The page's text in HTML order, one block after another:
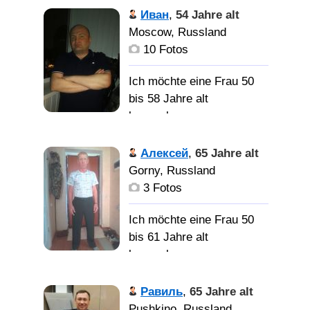
привелегию.
аналогичными
интересами..... Взаимная
любовь, забота, опора,
взаимовыручка,
уважение, понимание и
гармония в отношениях.
приезжим-не
беспокоить!!!!!!!
приветствую
путешествия. --------------
-------- ну и конечно спорт
Я
спросил у ясеня, где
м........ я?
Открытый
доброжелательный
верный с чувством
Женщину для семьи, без
Иван, 54 Jahre alt
Moscow, Russland
10 Fotos
Ich möchte eine Frau 50
bis 58 Jahre alt
kennenlernen
Иван мне 51
год, Москвич, холост,
добропорядочный,
живу один в Митино,
метро Пятницкое шоссе.
женщину приятной
полноты от 50-58 лет, с
Алексей, 65 Jahre alt
Gorny, Russland
3 Fotos
Ich möchte eine Frau 50
bis 61 Jahre alt
kennenlernen
Нравится
рисовать Прогулки на
Равиль, 65 Jahre alt